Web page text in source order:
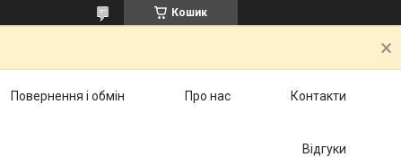
Кошик
Повернення і обмін Про нас Контакти
Відгуки